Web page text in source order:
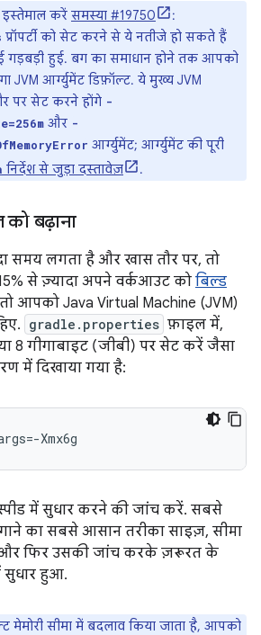
करें समस्या #19750 :
प्रॉपर्टी को सेट करने से ये नतीजे हो सकते हैं
गड़बड़ी हुई. बग का समाधान होने तक आपको
JVM आर्ग्युमेंट डिफ़ॉल्ट. ये मुख्य JVM
पर सेट करने होंगे -
और -
आर्ग्युमेंट; आर्ग्युमेंट की पूरी
निर्देश से जुड़ा दस्तावेज़ .
बढ़ाना
समय लगता है और खास तौर पर, तो
से ज़्यादा अपने वर्कआउट को बिल्ड
आपको Java Virtual Machine (JVM)
gradle.properties फ़ाइल में,
8 गीगाबाइट (जीबी) पर सेट करें जैसा
में दिखाया गया है:
Xmx6g
में सुधार करने की जांच करें. सबसे
का सबसे आसान तरीका साइज़, सीमा
और फिर उसकी जांच करके ज़रूरत के
सुधार हुआ.
मेमोरी सीमा में बदलाव किया जाता है, आपको